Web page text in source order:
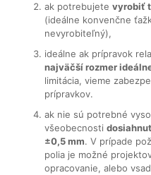
ak potrebujete vyrobiť
(ideálne konvenčne
nevyrobiteľný),
ideálne ak prípravok
najväčší rozmer
limitácia, vieme
prípravkov.
ak nie sú potrebné
všeobecnosti
±0,5 mm. V prípade
polia je možné
opracovanie, alebo